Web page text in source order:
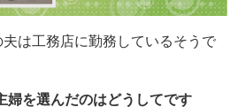
は工務店に勤務しているそうで
婦を選んだのはどうしてです